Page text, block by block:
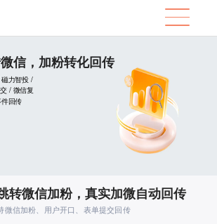
信，加粉转化回传
力智投 /
/ 微信复
回传
转微信加粉，真实加微自动回传
微信加粉、用户开口、表单提交回传